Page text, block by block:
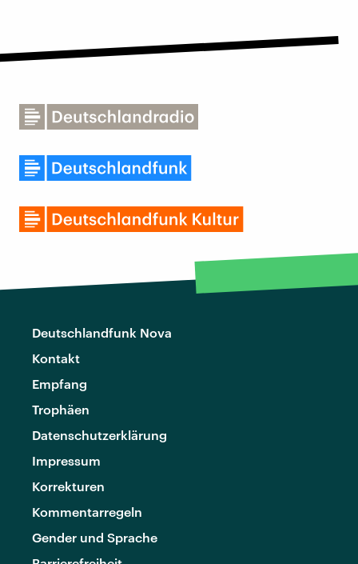
Deutschlandfunk Nova
Kontakt
Empfang
Trophäen
Datenschutzerklärung
Impressum
Korrekturen
Kommentarregeln
Gender und Sprache